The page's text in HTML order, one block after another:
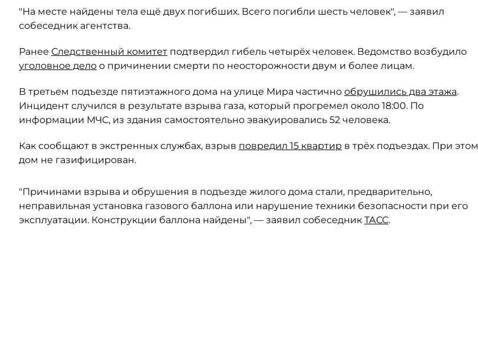
"На месте найдены тела ещё двух погибших. Всего погибли шесть человек", — заявил
собеседник агентства.
Ранее Следственный комитет подтвердил гибель четырёх человек. Ведомство возбудило
уголовное дело о причинении смерти по неосторожности двум и более лицам.
В третьем подъезде пятиэтажного дома на улице Мира частично обрушились два этажа.
Инцидент случился в результате взрыва газа, который прогремел около 18:00. По
информации МЧС, из здания самостоятельно эвакуировались 52 человека.
Как сообщают в экстренных службах, взрыв повредил 15 квартир в трёх подъездах. При этом
дом не газифицирован.
"Причинами взрыва и обрушения в подъезде жилого дома стали, предварительно,
неправильная установка газового баллона или нарушение техники безопасности при его
эксплуатации. Конструкции баллона найдены", — заявил собеседник ТАСС.